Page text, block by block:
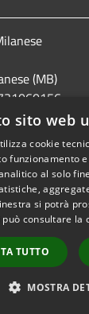
(MB)
pubblico:
14.30 - 17.30
Venerdì: 9.00 -
sito web
cookie
funzionamento
al solo
si potrà
consultare la
TUTTO
MOSTRA